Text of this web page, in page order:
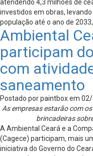
atendendo 4,3 milhões de
investidos em obras,
população até o ano de
Ambiental
participam do
com
saneamento
Postado por paintbox em
As empresas estarão com
brincadeiras
A Ambiental Ceará e a
(Cagece) participam, mais
iniciativa do Governo do